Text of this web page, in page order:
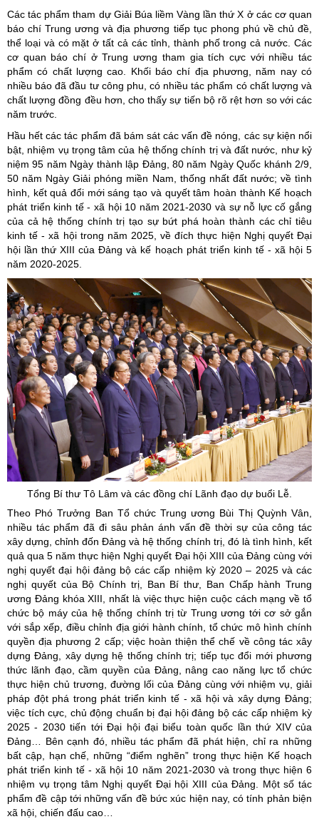
Các tác phẩm tham dự Giải Búa liềm Vàng lần thứ X ở các cơ quan
báo chí Trung ương và địa phương tiếp tục phong phú về chủ đề,
thể loại và có mặt ở tất cả các tỉnh, thành phố trong cả nước. Các
cơ quan báo chí ở Trung ương tham gia tích cực với nhiều tác
phẩm có chất lượng cao. Khối báo chí địa phương, năm nay có
nhiều báo đã đầu tư công phu, có nhiều tác phẩm có chất lượng và
chất lượng đồng đều hơn, cho thấy sự tiến bộ rõ rệt hơn so với các
năm trước.
Hầu hết các tác phẩm đã bám sát các vấn đề nóng, các sự kiện nổi
bật, nhiệm vụ trọng tâm của hệ thống chính trị và đất nước, như kỷ
niệm 95 năm Ngày thành lập Đảng, 80 năm Ngày Quốc khánh 2/9,
50 năm Ngày Giải phóng miền Nam, thống nhất đất nước; về tình
hình, kết quả đổi mới sáng tạo và quyết tâm hoàn thành Kế hoạch
phát triển kinh tế - xã hội 10 năm 2021-2030 và sự nỗ lực cố gắng
của cả hệ thống chính trị tạo sự bứt phá hoàn thành các chỉ tiêu
kinh tế - xã hội trong năm 2025, về đích thực hiện Nghị quyết Đại
hội lần thứ XIII của Đảng và kế hoạch phát triển kinh tế - xã hội 5
năm 2020-2025.
Tổng Bí thư Tô Lâm và các đồng chí Lãnh đạo dự buổi Lễ.
Theo Phó Trưởng Ban Tổ chức Trung ương Bùi Thị Quỳnh Vân,
nhiều tác phẩm đã đi sâu phản ánh vấn đề thời sự của công tác
xây dựng, chỉnh đốn Đảng và hệ thống chính trị, đó là tình hình, kết
quả qua 5 năm thực hiện Nghị quyết Đại hội XIII của Đảng cùng với
nghị quyết đại hội đảng bộ các cấp nhiệm kỳ 2020 – 2025 và các
nghị quyết của Bộ Chính trị, Ban Bí thư, Ban Chấp hành Trung
ương Đảng khóa XIII, nhất là việc thực hiện cuộc cách mạng về tổ
chức bộ máy của hệ thống chính trị từ Trung ương tới cơ sở gắn
với sắp xếp, điều chỉnh địa giới hành chính, tổ chức mô hình chính
quyền địa phương 2 cấp; việc hoàn thiện thể chế về công tác xây
dựng Đảng, xây dựng hệ thống chính trị; tiếp tục đổi mới phương
thức lãnh đạo, cầm quyền của Đảng, nâng cao năng lực tổ chức
thực hiện chủ trương, đường lối của Đảng cùng với nhiệm vụ, giải
pháp đột phá trong phát triển kinh tế - xã hội và xây dựng Đảng;
việc tích cực, chủ động chuẩn bị đại hội đảng bộ các cấp nhiệm kỳ
2025 - 2030 tiến tới Đại hội đại biểu toàn quốc lần thứ XIV của
Đảng… Bên cạnh đó, nhiều tác phẩm đã phát hiện, chỉ ra những
bất cập, hạn chế, những “điểm nghẽn” trong thực hiện Kế hoạch
phát triển kinh tế - xã hội 10 năm 2021-2030 và trong thực hiện 6
nhiệm vụ trọng tâm Nghị quyết Đại hội XIII của Đảng. Một số tác
phẩm đề cập tới những vấn đề bức xúc hiện nay, có tính phản biện
xã hội, chiến đấu cao…